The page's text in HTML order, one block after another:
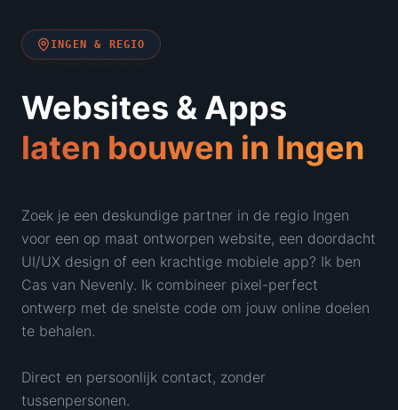
INGEN & REGIO
Websites & Apps
laten bouwen in Ingen
Zoek je een deskundige partner in de regio Ingen
voor een op maat ontworpen website, een doordacht
UI/UX design of een krachtige mobiele app? Ik ben
Cas van Nevenly. Ik combineer pixel-perfect
ontwerp met de snelste code om jouw online doelen
te behalen.
Direct en persoonlijk contact, zonder
tussenpersonen.